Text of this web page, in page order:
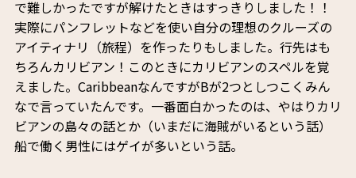
で難しかったですが解けたときはすっきりしました！！
実際にパンフレットなどを使い自分の理想のクルーズの
アイティナリ（旅程）を作ったりもしました。行先はも
ちろんカリビアン！このときにカリビアンのスペルを覚
えました。CaribbeanなんですがBが2つとしつこくみん
なで言っていたんです。一番面白かったのは、やはりカリ
ビアンの島々の話とか（いまだに海賊がいるという話）
船で働く男性にはゲイが多いという話。